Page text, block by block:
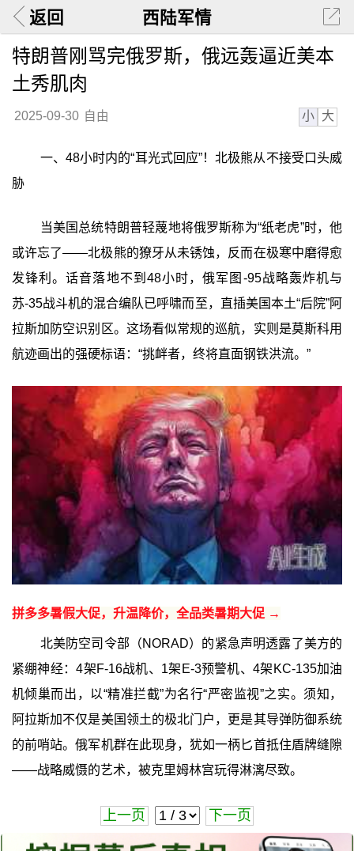
返回 西陆军情
特朗普刚骂完俄罗斯，俄远轰逼近美本
土秀肌肉
2025-09-30 自由 小 大
一、48小时内的“耳光式回应”！北极熊从不接受口头威
胁
当美国总统特朗普轻蔑地将俄罗斯称为“纸老虎”时，他
或许忘了——北极熊的獠牙从未锈蚀，反而在极寒中磨得愈
发锋利。话音落地不到48小时，俄军图-95战略轰炸机与
苏-35战斗机的混合编队已呼啸而至，直插美国本土“后院”阿
拉斯加防空识别区。这场看似常规的巡航，实则是莫斯科用
航迹画出的强硬标语：“挑衅者，终将直面钢铁洪流。”
拼多多暑假大促，升温降价，全品类暑期大促 →
北美防空司令部（NORAD）的紧急声明透露了美方的
紧绷神经：4架F-16战机、1架E-3预警机、4架KC-135加油
机倾巢而出，以“精准拦截”为名行“严密监视”之实。须知，
阿拉斯加不仅是美国领土的极北门户，更是其导弹防御系统
的前哨站。俄军机群在此现身，犹如一柄匕首抵住盾牌缝隙
——战略威慑的艺术，被克里姆林宫玩得淋漓尽致。
上一页 下一页